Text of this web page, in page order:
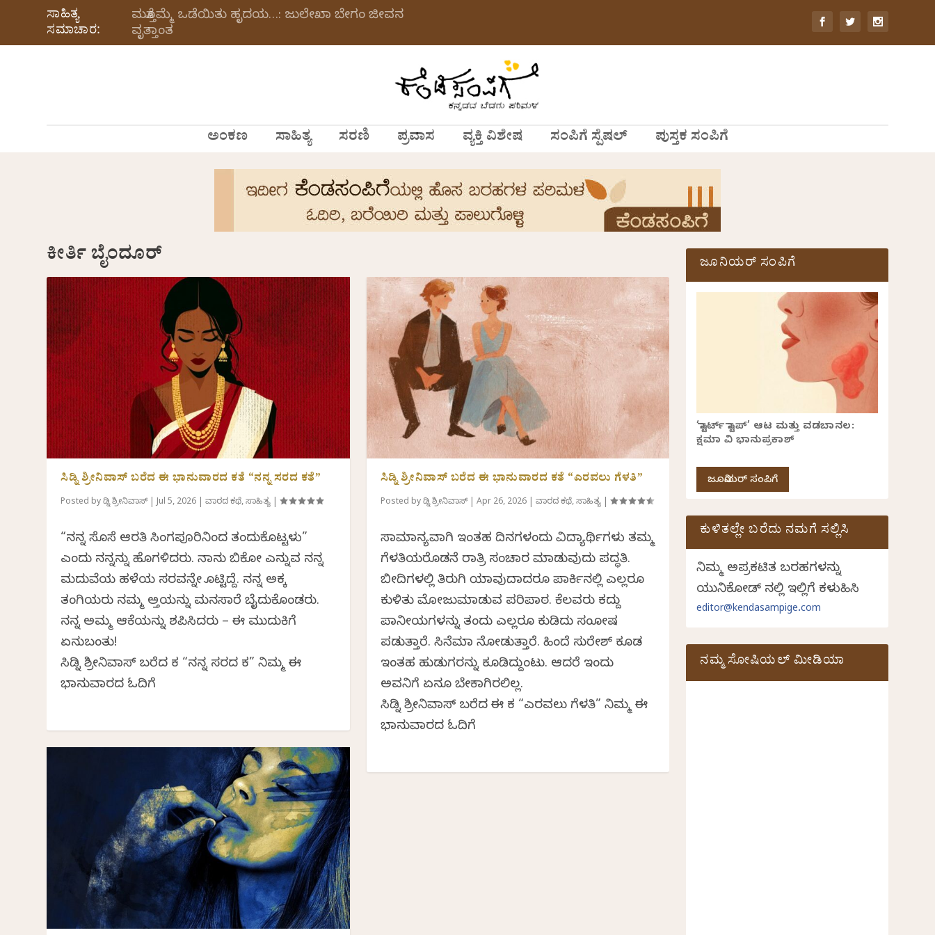
ಸಾಹಿತ್ಯ
ಸಮಾಚಾರ:
ಮತ್ತೊಮ್ಮೆ ಒಡೆಯಿತು ಹೃದಯ…: ಜುಲೇಖಾ ಬೇಗಂ ಜೀವನ
ವೃತ್ತಾಂತ
ಅಂಕಣ ಸಾಹಿತ್ಯ ಸರಣಿ ಪ್ರವಾಸ ವ್ಯಕ್ತಿ ವಿಶೇಷ ಸಂಪಿಗೆ ಸ್ಪೆಷಲ್ ಪುಸ್ತಕ ಸಂಪಿಗೆ
ಕೀರ್ತಿ ಬೈಂದೂರ್
ಸಿಡ್ನಿ ಶ್ರೀನಿವಾಸ್ ಬರೆದ ಈ ಭಾನುವಾರದ ಕತೆ “ನನ್ನ ಸರದ ಕತೆ”
Posted byಸಿಡ್ನಿ ಶ್ರೀನಿವಾಸ್ |Jul 5, 2026 |ವಾರದ ಕಥೆ,ಸಾಹಿತ್ಯ |
“ನನ್ನ ಸೊಸೆ ಆರತಿ ಸಿಂಗಪೂರಿನಿಂದ ತಂದುಕೊಟ್ಟಳು”
ಎಂದು ನನ್ನನ್ನು ಹೊಗಳಿದರು. ನಾನು ಬಿಕೋ ಎನ್ನುವ ನನ್ನ
ಮದುವೆಯ ಹಳೆಯ ಸರವನ್ನೇ ತೊಟ್ಟಿದ್ದೆ. ನನ್ನ ಅಕ್ಕ
ತಂಗಿಯರು ನಮ್ಮ ಅತ್ತೆಯನ್ನು ಮನಸಾರೆ ಬೈದುಕೊಂಡರು.
ನನ್ನ ಅಮ್ಮ ಆಕೆಯನ್ನು ಶಪಿಸಿದರು – ಈ ಮುದುಕಿಗೆ
ಏನುಬಂತು!
ಸಿಡ್ನಿ ಶ್ರೀನಿವಾಸ್ ಬರೆದ ಕತೆ “ನನ್ನ ಸರದ ಕತೆ” ನಿಮ್ಮ ಈ
ಭಾನುವಾರದ ಓದಿಗೆ
ಸಿಡ್ನಿ ಶ್ರೀನಿವಾಸ್ ಬರೆದ ಈ ಭಾನುವಾರದ ಕತೆ “ಎರವಲು ಗೆಳತಿ”
Posted byಸಿಡ್ನಿ ಶ್ರೀನಿವಾಸ್| Apr 26, 2026| ವಾರದ ಕಥೆ,ಸಾಹಿತ್ಯ|
ಸಾಮಾನ್ಯವಾಗಿ ಇಂತಹ ದಿನಗಳಂದು ವಿದ್ಯಾರ್ಥಿಗಳು ತಮ್ಮ
ಗೆಳತಿಯರೊಡನೆ ರಾತ್ರಿ ಸಂಚಾರ ಮಾಡುವುದು ಪದ್ಧತಿ.
ಬೀದಿಗಳಲ್ಲಿ ತಿರುಗಿ ಯಾವುದಾದರೂ ಪಾರ್ಕಿನಲ್ಲಿ ಎಲ್ಲರೂ
ಕುಳಿತು ಮೋಜುಮಾಡುವ ಪರಿಪಾಠ. ಕೆಲವರು ಕದ್ದು
ಪಾನೀಯಗಳನ್ನು ತಂದು ಎಲ್ಲರೂ ಕುಡಿದು ಸಂತೋಷ
ಪಡುತ್ತಾರೆ. ಸಿನೆಮಾ ನೋಡುತ್ತಾರೆ. ಹಿಂದೆ ಸುರೇಶ್ ಕೂಡ
ಇಂತಹ ಹುಡುಗರನ್ನು ಕೂಡಿದ್ದುಂಟು. ಆದರೆ ಇಂದು
ಅವನಿಗೆ ಏನೂ ಬೇಕಾಗಿರಲಿಲ್ಲ.
ಸಿಡ್ನಿ ಶ್ರೀನಿವಾಸ್ ಬರೆದ ಈ ಕತೆ “ಎರವಲು ಗೆಳತಿ” ನಿಮ್ಮ ಈ
ಭಾನುವಾರದ ಓದಿಗೆ
ಜೂನಿಯರ್ ಸಂಪಿಗೆ
‘ಸ್ಟಾರ್ಟ್ ಸ್ಟಾಪ್’ ಆಟ ಮತ್ತು ವಡಬಾನಲ:
ಕ್ಷಮಾ ವಿ ಭಾನುಪ್ರಕಾಶ್
ಜೂನಿಯರ್ ಸಂಪಿಗೆ
ಕುಳಿತಲ್ಲೇ ಬರೆದು ನಮಗೆ ಸಲ್ಲಿಸಿ
ನಿಮ್ಮ ಅಪ್ರಕಟಿತ ಬರಹಗಳನ್ನು
ಯುನಿಕೋಡ್ ನಲ್ಲಿ ಇಲ್ಲಿಗೆ ಕಳುಹಿಸಿ
editor@kendasampige.com
ನಮ್ಮ ಸೋಷಿಯಲ್‌ ಮೀಡಿಯಾ